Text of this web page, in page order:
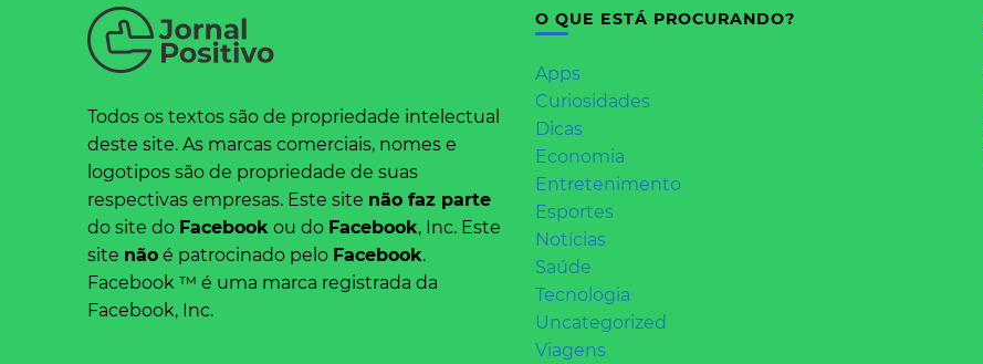
Todos os textos são de propriedade intelectual
deste site. As marcas comerciais, nomes e
logotipos são de propriedade de suas
respectivas empresas. Este site não faz parte
do site do Facebook ou do Facebook, Inc. Este
site não é patrocinado pelo Facebook.
Facebook ™ é uma marca registrada da
Facebook, Inc.
O QUE ESTÁ PROCURANDO?
Apps
Curiosidades
Dicas
Economia
Entretenimento
Esportes
Notícias
Saúde
Tecnologia
Uncategorized
Viagens